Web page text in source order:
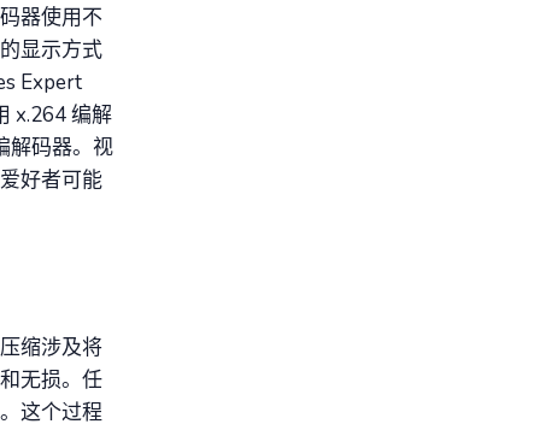
器使用不
显示方式
Expert
x.264 编解
解码器。视
好者可能
缩涉及将
无损。任
这个过程